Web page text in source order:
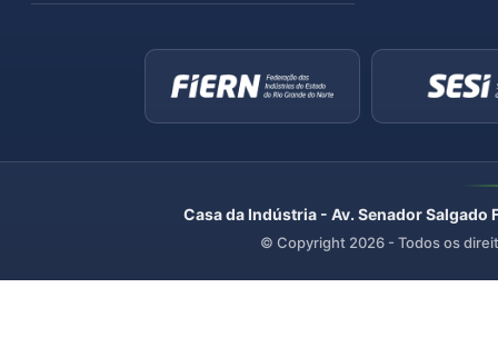
Casa da Indústria - Av. Senador
© Copyright 2026 - Todos os